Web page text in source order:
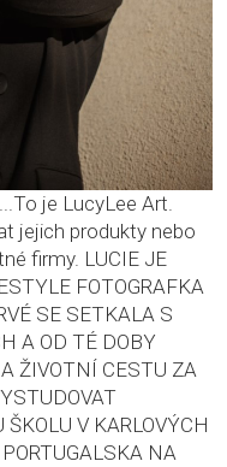
je LucyLee Art.
jejich produkty nebo
firmy. LUCIE JE
FOTOGRAFKA
SE SETKALA S
A OD TÉ DOBY
ŽIVOTNÍ CESTU ZA
V KARLOVÝCH
NA